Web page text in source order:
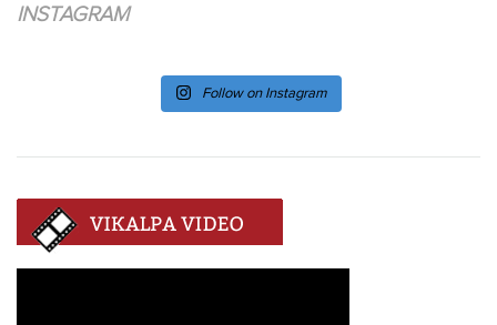
INSTAGRAM
Follow on Instagram